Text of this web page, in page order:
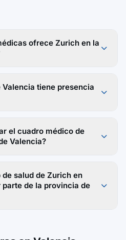
ofrece Zurich en la
Valencia tiene presencia
el cuadro médico de
Valencia?
salud de Zurich en
de la provincia de